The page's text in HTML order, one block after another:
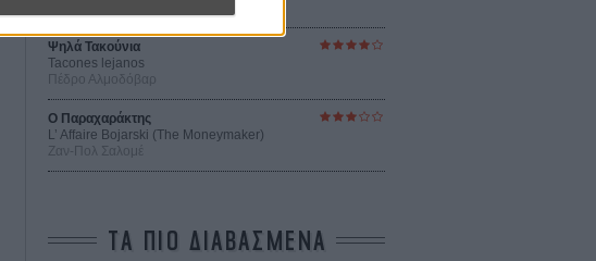
Ψηλά Τακούνια
Tacones lejanos
Πέδρο Αλμοδόβαρ
Ο Παραχαράκτης
L’ Affaire Bojarski (The Moneymaker)
Ζαν-Πολ Σαλομέ
ΤΑ ΠΙΟ ΔΙΑΒΑΣΜΕΝΑ